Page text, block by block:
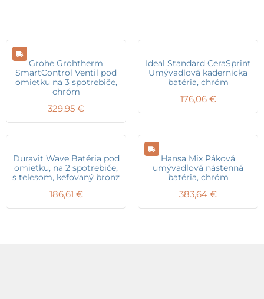
Grohe Grohtherm
SmartControl Ventil pod
omietku na 3 spotrebiče,
chróm
329,95 €
Ideal Standard CeraSprint
Umývadlová kadernícka
batéria, chróm
176,06 €
Duravit Wave Batéria pod
omietku, na 2 spotrebiče,
s telesom, kefovaný bronz
186,61 €
Hansa Mix Páková
umývadlová nástenná
batéria, chróm
383,64 €